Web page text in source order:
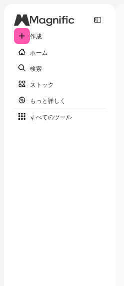
作成
ホーム
検索
ストック
もっと詳しく
すべてのツール